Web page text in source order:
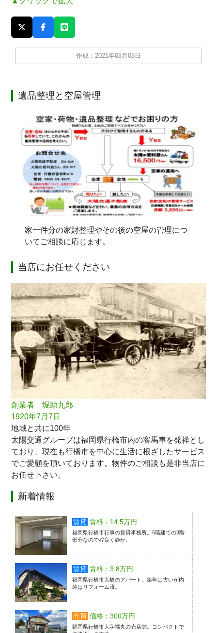
作成：2021年08月08日
遺品整理と空屋管理
家一件分の家財整理やその後の空屋の管理につ
いてご相談に応じます。
当店にお任せください
創業者 堀助九郎
1920年7月7日
地域と共に100年
太陽交通グループは福岡県行橋市内の客馬車を発祥とし
ており、現在も行橋市を中心に生活に根ざしたサービス
でご愛顧を頂いております。物件のご相談も是非当店に
お任せ下さい。
新着情報
賃貸 賃料：14.5万円
福岡県行橋市行事の賃貸事務所。5階建ての3階
部分なので程良く静か。
賃貸 賃料：3.8万円
福岡県行橋市大橋のアパート。築年は古いが内
装はリフォーム済。
売買 価格：300万円
福岡県行橋市大字福丸の売店舗。コンパクトで